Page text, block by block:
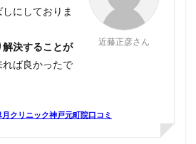
近藤正彦さん
にしておりま
決することが
れば良かったで
クリニック神戸元町院口コミ